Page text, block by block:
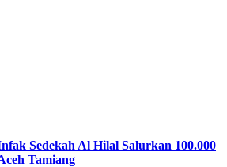
Sedekah Al Hilal Salurkan 100.000
Tamiang